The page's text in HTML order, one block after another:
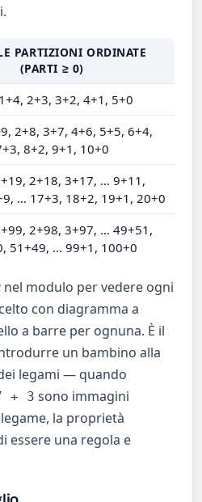
PARTIZIONI ORDINATE
(PARTI ≥ 0)
2+3, 3+2, 4+1, 5+0
2+8, 3+7, 4+6, 5+5, 6+4,
8+2, 9+1, 10+0
2+18, 3+17, … 9+11,
… 17+3, 18+2, 19+1, 20+0
2+98, 3+97, … 49+51,
51+49, … 99+1, 100+0
nel modulo per vedere ogni
con diagramma a
a barre per ognuna. È il
un bambino alla
legami — quando
+ 3 sono immagini
la proprietà
essere una regola e